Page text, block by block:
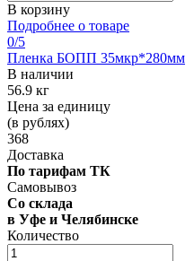
В корзину
Подробнее о товаре
0/5
Пленка БОПП 35мкр*280мм
В наличии
56.9 кг
Цена за единицу
(в рублях)
368
Доставка
По тарифам ТК
Самовывоз
Со склада
в Уфе и Челябинске
Количество